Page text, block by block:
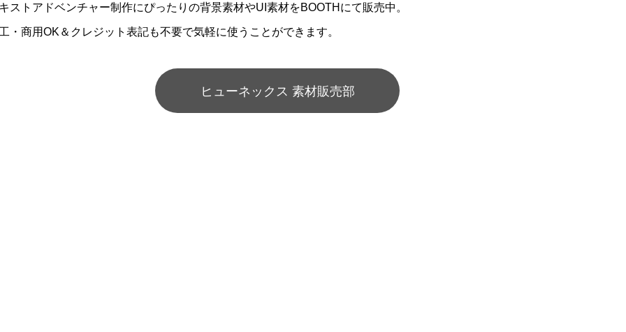
ストアドベンチャー制作にぴったりの背景素材やUI素材をBOOTHにて販売中。
・商用OK＆クレジット表記も不要で気軽に使うことができます。
ヒューネックス 素材販売部